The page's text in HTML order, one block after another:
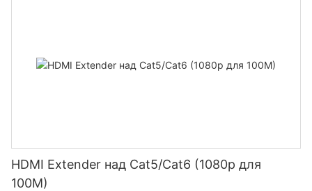
HDMI Extender над Cat5/Cat6 (1080p для
100M)